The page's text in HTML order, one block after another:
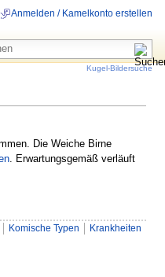
Die Weiche Birne
. Erwartungsgemäß verläuft
Komische Typen Krankheiten
Anmelden / Kamelkonto erstellen
Kugel-Bildersuche